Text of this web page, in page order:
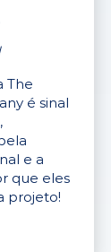
The
é sinal
e a
que eles
projeto!